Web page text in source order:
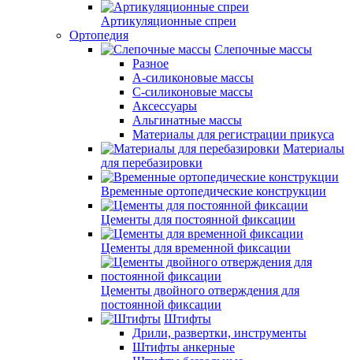
Артикуляционные спреи
Ортопедия
Слепочные массы
Разное
А-силиконовые массы
С-силиконовые массы
Аксессуары
Альгинатные массы
Материалы для регистрации прикуса
Материалы
для перебазировки
Временные ортопедические конструкции
Цементы для постоянной фиксации
Цементы для временной фиксации
Цементы двойного отверждения для
постоянной фиксации
Штифты
Дрили, развертки, инструменты
Штифты анкерные